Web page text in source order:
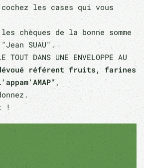
les cases qui vous
chèques de la bonne somme
SUAU".
TOUT DANS UNE ENVELOPPE AU
référent fruits, farines
,
!